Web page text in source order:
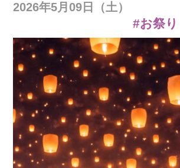
2026年5月09日（土）
#お祭り